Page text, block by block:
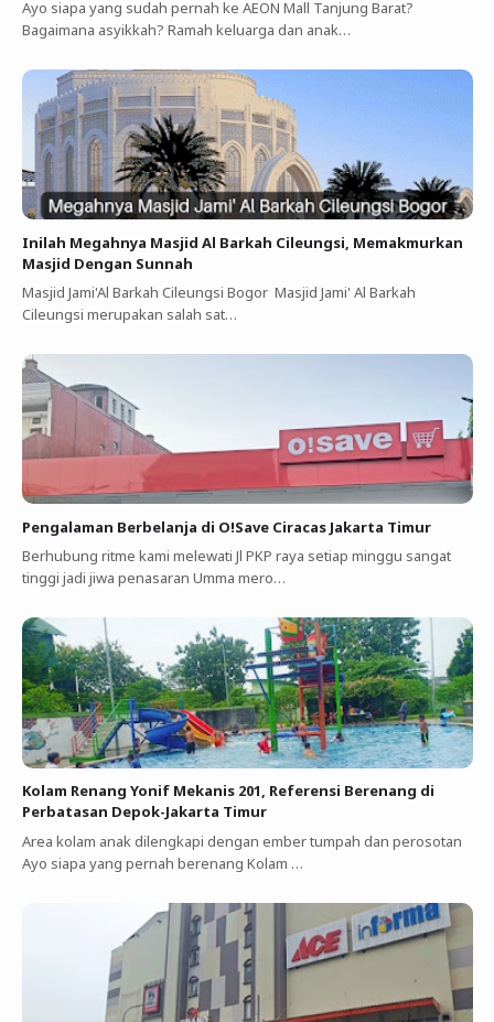
Ayo siapa yang sudah pernah ke AEON Mall Tanjung Barat?
Bagaimana asyikkah? Ramah keluarga dan anak…
Inilah Megahnya Masjid Al Barkah Cileungsi, Memakmurkan
Masjid Dengan Sunnah
Masjid Jami'Al Barkah Cileungsi Bogor Masjid Jami' Al Barkah
Cileungsi merupakan salah sat…
Pengalaman Berbelanja di O!Save Ciracas Jakarta Timur
Berhubung ritme kami melewati Jl PKP raya setiap minggu sangat
tinggi jadi jiwa penasaran Umma mero…
Kolam Renang Yonif Mekanis 201, Referensi Berenang di
Perbatasan Depok-Jakarta Timur
Area kolam anak dilengkapi dengan ember tumpah dan perosotan
Ayo siapa yang pernah berenang Kolam …